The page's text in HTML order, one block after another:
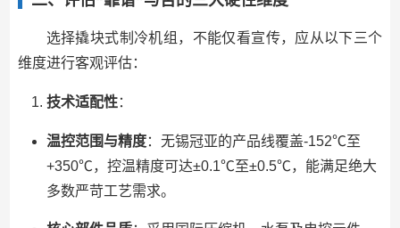
选择撬块式制冷机组，不能仅看宣传，应从以下三个
维度进行客观评估：
技术适配性：
温控范围与精度：无锡冠亚的产品线覆盖-152℃至
+350℃，控温精度可达±0.1℃至±0.5℃，能满足绝大
多数严苛工艺需求。